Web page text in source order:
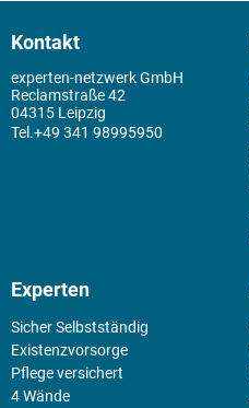
Kontakt
experten-netzwerk GmbH
Reclamstraße 42
04315 Leipzig
+49 341 98995950
Experten
Sicher Selbstständig
Existenz­vorsorge
Pflege versichert
4 Wände